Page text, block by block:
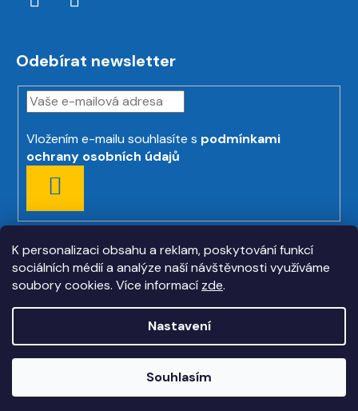
K personalizaci obsahu a reklam, poskytování funkcí
sociálních médií a analýze naší návštěvnosti využíváme
soubory cookies. Více informací zde.
Nastavení
Souhlasím
Odebírat newsletter
Vložením e-mailu souhlasíte s podmínkami
ochrany osobních údajů
SE
Vytvořil Shoptet
askmt.com
vyhrazena.Upravit nastavení cookies